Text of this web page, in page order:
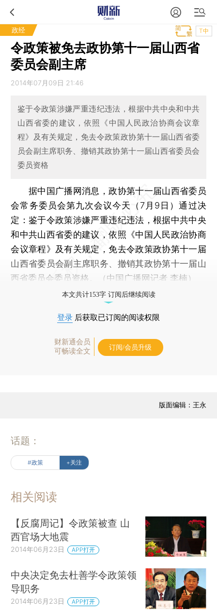
政经 T中
令政策被免去政协第十一届山西省
委员会副主席
2014年07月09日 21:46
鉴于令政策涉嫌严重违纪违法，根据中共中央和中共
山西省委的建议，依照《中国人民政治协商会议章
程》及有关规定，免去令政策政协第十一届山西省委
员会副主席职务、撤销其政协第十一届山西省委员会
委员资格
据中国广播网消息，政协第十一届山西省委员
会常务委员会第九次会议今天（7月9日）通过决
定：鉴于令政策涉嫌严重违纪违法，根据中共中央
和中共山西省委的建议，依照《中国人民政治协商
会议章程》及有关规定，免去令政策政协第十一届
山西省委员会副主席职务、撤销其政协第十一届山
西省委员会委员资格。（中国广播网记者 李楠）
本文共计153字 订阅后继续阅读
登录 后获取已订阅的阅读权限
财新通会员
可畅读全文
订阅/会员升级
版面编辑：王永
话题：
#政策 +关注
相关阅读
【反腐周记】令政策被查 山
西官场大地震
2014年06月23日 APP打开
中央决定免去杜善学令政策领
导职务
2014年06月23日 APP打开